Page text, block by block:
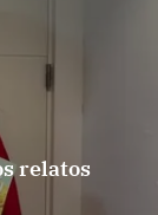
relatos